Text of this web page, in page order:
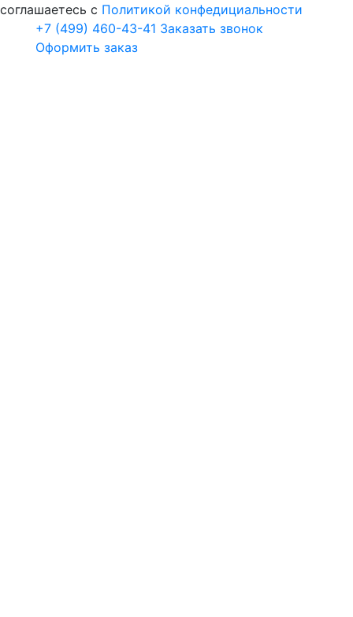
соглашаетесь с Политикой конфедициальности
+7 (499) 460-43-41 Заказать звонок
Оформить заказ